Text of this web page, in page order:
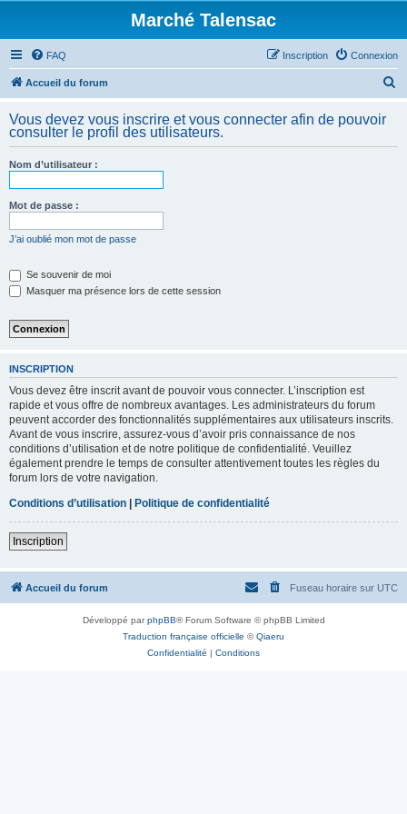
Marché Talensac
FAQ Connexion
Inscription
Accueil du forum
h
Vous devez vous inscrire et vous connecter afin de pouvoir
consulter le profil des utilisateurs.
Nom d’utilisateur :
Mot de passe :
J’ai oublié mon mot de passe
Se souvenir de moi
Masquer ma présence lors de cette session
INSCRIPTION
Vous devez être inscrit avant de pouvoir vous connecter. L’inscription est
rapide et vous offre de nombreux avantages. Les administrateurs du forum
peuvent accorder des fonctionnalités supplémentaires aux utilisateurs inscrits.
Avant de vous inscrire, assurez-vous d’avoir pris connaissance de nos
conditions d’utilisation et de notre politique de confidentialité. Veuillez
également prendre le temps de consulter attentivement toutes les règles du
forum lors de votre navigation.
Conditions d’utilisation | Politique de confidentialité
Inscription
Accueil du forum Fuseau horaire sur UTC
Développé parphpBB® Forum Software © phpBB Limited
Traduction française officielle ©Qiaeru
Confidentialité | Conditions